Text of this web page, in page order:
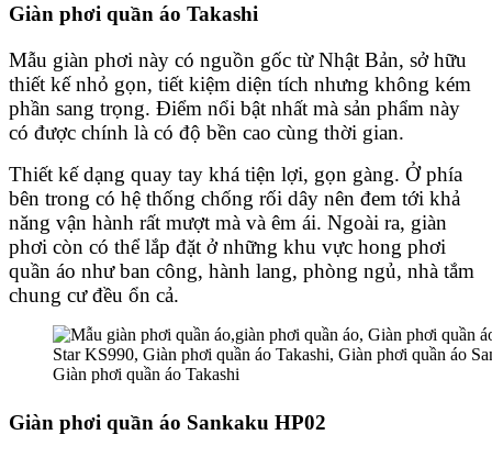
Giàn phơi quần áo Takashi
Mẫu giàn phơi này có nguồn gốc từ Nhật Bản, sở hữu
thiết kế nhỏ gọn, tiết kiệm diện tích nhưng không kém
phần sang trọng. Điểm nổi bật nhất mà sản phẩm này
có được chính là có độ bền cao cùng thời gian.
Thiết kế dạng quay tay khá tiện lợi, gọn gàng. Ở phía
bên trong có hệ thống chống rối dây nên đem tới khả
năng vận hành rất mượt mà và êm ái. Ngoài ra, giàn
phơi còn có thể lắp đặt ở những khu vực hong phơi
quần áo như ban công, hành lang, phòng ngủ, nhà tắm
chung cư đều ổn cả.
Giàn phơi quần áo Takashi
Giàn phơi quần áo Sankaku HP02